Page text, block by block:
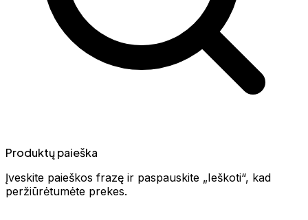
Produktų paieška
Įveskite paieškos frazę ir paspauskite „Ieškoti“, kad
peržiūrėtumėte prekes.